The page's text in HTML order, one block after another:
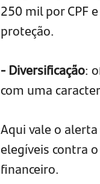
250 mil por CPF
proteção.
- Diversificação:
com uma
Aqui vale o
elegíveis contra
financeiro.